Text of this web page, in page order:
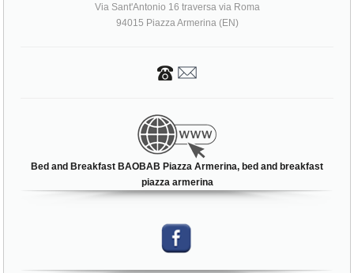
Via Sant'Antonio 16 traversa via Roma
94015 Piazza Armerina (EN)
Bed and Breakfast BAOBAB Piazza Armerina, bed and breakfast
piazza armerina